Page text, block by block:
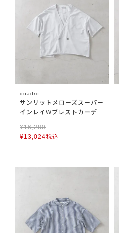
quadro
サンリットメローズスーパー
インレイWブレストカーデ
¥16,280
¥13,024税込